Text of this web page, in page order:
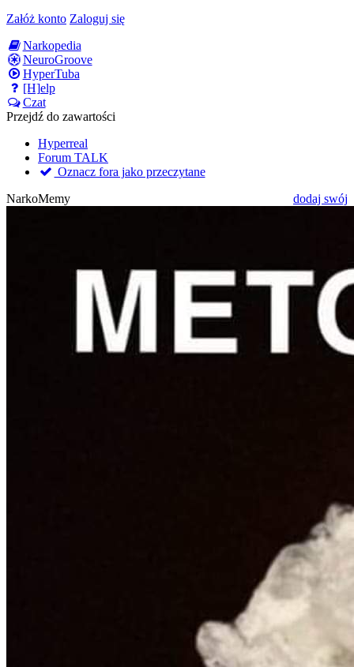
Załóż konto Zaloguj się
Narkopedia
NeuroGroove
HyperTuba
[H]elp
Czat
Przejdź do zawartości
Hyperreal
Forum TALK
Oznacz fora jako przeczytane
NarkoMemy
dodaj swój